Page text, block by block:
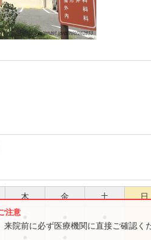
木 金 土 日
院前に必ず医療機関に直接ご確認く